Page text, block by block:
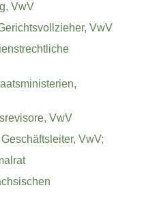
VwV
VwV
VwV
VwV;